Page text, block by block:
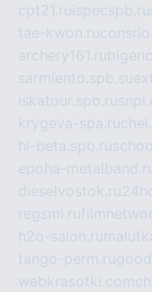
cpt21.ru ispecspb.ru
tae-kwon.ru
archery161.ru
sarmiento.spb.su
iskatour.spb.ru
krygeva-spa.ru
hl-beta.spb.ru
epoha-
dieselvostok.ru
regsmi.ru
h2o-salon.ru
tango-perm.ru
webkrasotki.com